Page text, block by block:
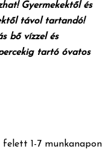
Gyermekektől és
távol tartandó!
bő vízzel és
tartó óvatos
felett 1-7 munkanapon